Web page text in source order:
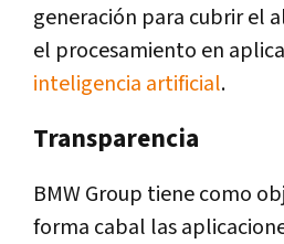
generación para cubrir el
el procesamiento en
inteligencia artificial.
Transparencia
BMW Group tiene como
forma cabal las